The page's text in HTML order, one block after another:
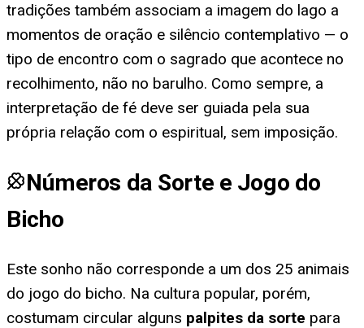
tradições também associam a imagem do lago a
momentos de oração e silêncio contemplativo — o
tipo de encontro com o sagrado que acontece no
recolhimento, não no barulho. Como sempre, a
interpretação de fé deve ser guiada pela sua
própria relação com o espiritual, sem imposição.
Números da Sorte e Jogo do
Bicho
Este sonho não corresponde a um dos 25 animais
do jogo do bicho. Na cultura popular, porém,
costumam circular alguns palpites da sorte para